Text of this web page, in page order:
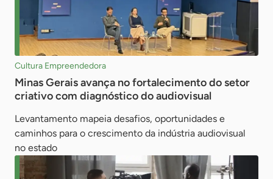
Cultura Empreendedora
Minas Gerais avança no fortalecimento do setor
criativo com diagnóstico do audiovisual
Levantamento mapeia desafios, oportunidades e
caminhos para o crescimento da indústria audiovisual
no estado